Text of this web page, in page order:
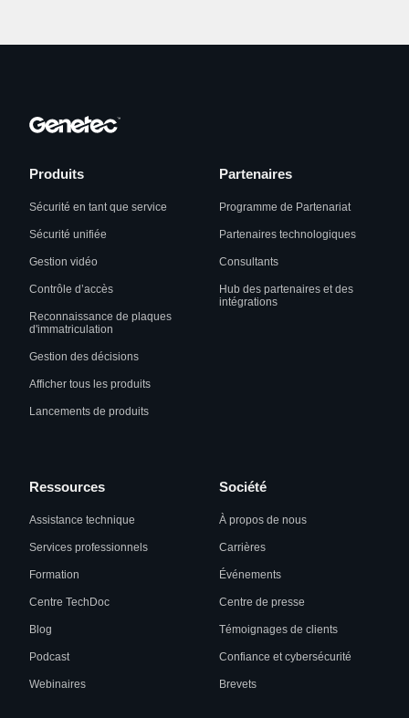
Produits
Sécurité en tant que service
Sécurité unifiée
Gestion vidéo
Contrôle d’accès
Reconnaissance de plaques
d'immatriculation
Gestion des décisions
Afficher tous les produits
Lancements de produits
Partenaires
Programme de Partenariat
Partenaires technologiques
Consultants
Hub des partenaires et des
intégrations
Ressources
Assistance technique
Services professionnels
Formation
Centre TechDoc
Blog
Podcast
Webinaires
Société
À propos de nous
Carrières
Événements
Centre de presse
Témoignages de clients
Confiance et cybersécurité
Brevets